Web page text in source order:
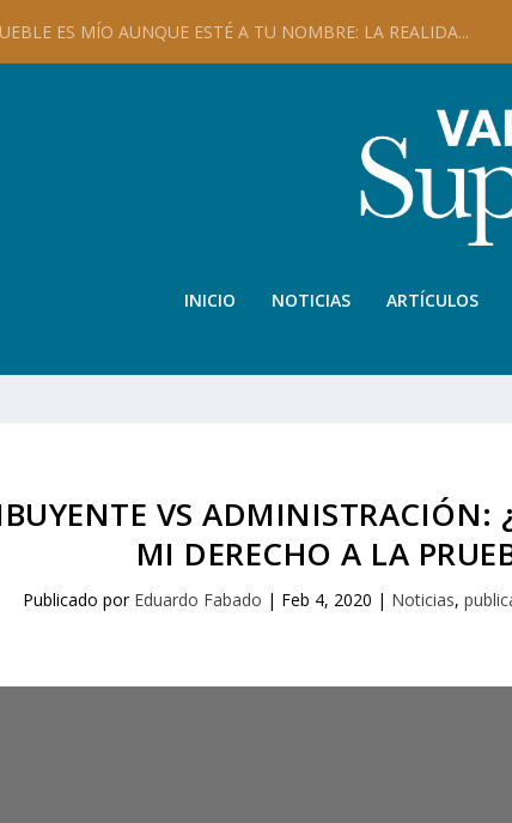
ES MÍO AUNQUE ESTÉ A TU NOMBRE: LA REALIDA...
INICIO NOTICIAS ARTÍCULOS
VS ADMINISTRACIÓN:
MI DERECHO A LA
Publicado por Eduardo Fabado | Feb 4, 2020 | Noticias,